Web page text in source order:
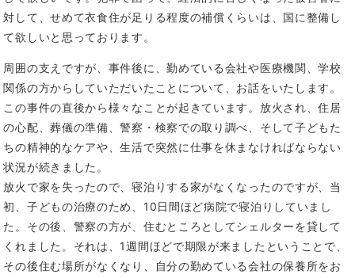
対して、せめて衣食住が足りる程度の補償くらいは、国に整備し
て欲しいと思っております。
周囲の支えですが、事件後に、勤めている会社や医療機関、学校
関係の方からしていただいたことについて、お話をいたします。
この事件の直後から様々なことが起きています。放火され、住居
の心配、葬儀の準備、警察・検察での取り調べ、そして子どもた
ちの精神的なケアや、生活で突然に仕事を休まなければならない
状況が続きました。
放火で家を失ったので、寝泊りする家がなくなったのですが、当
初、子どもの治療のため、10日間ほど病院で寝泊りしていまし
た。その後、警察の方が、住むところとしてシェルターを貸して
くれました。それは、1週間ほどで期限が来ましたということで、
その後住む場所がなくなり、自分の勤めている会社の保養所をお